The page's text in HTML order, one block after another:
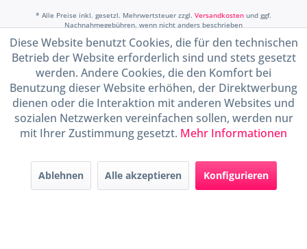
* Alle Preise inkl. gesetzl. Mehrwertsteuer zzgl. Versandkosten und ggf.
Nachnahmegebühren, wenn nicht anders beschrieben
Widerruf erklären
Gestaltung, Shop-Setup, Management & Hosting durch Ternum Internet Services
Shopware
Diese Website benutzt Cookies, die für den technischen
Betrieb der Website erforderlich sind und stets gesetzt
werden. Andere Cookies, die den Komfort bei
Benutzung dieser Website erhöhen, der Direktwerbung
dienen oder die Interaktion mit anderen Websites und
sozialen Netzwerken vereinfachen sollen, werden nur
mit Ihrer Zustimmung gesetzt. Mehr Informationen
Ablehnen Alle akzeptieren Konfigurieren